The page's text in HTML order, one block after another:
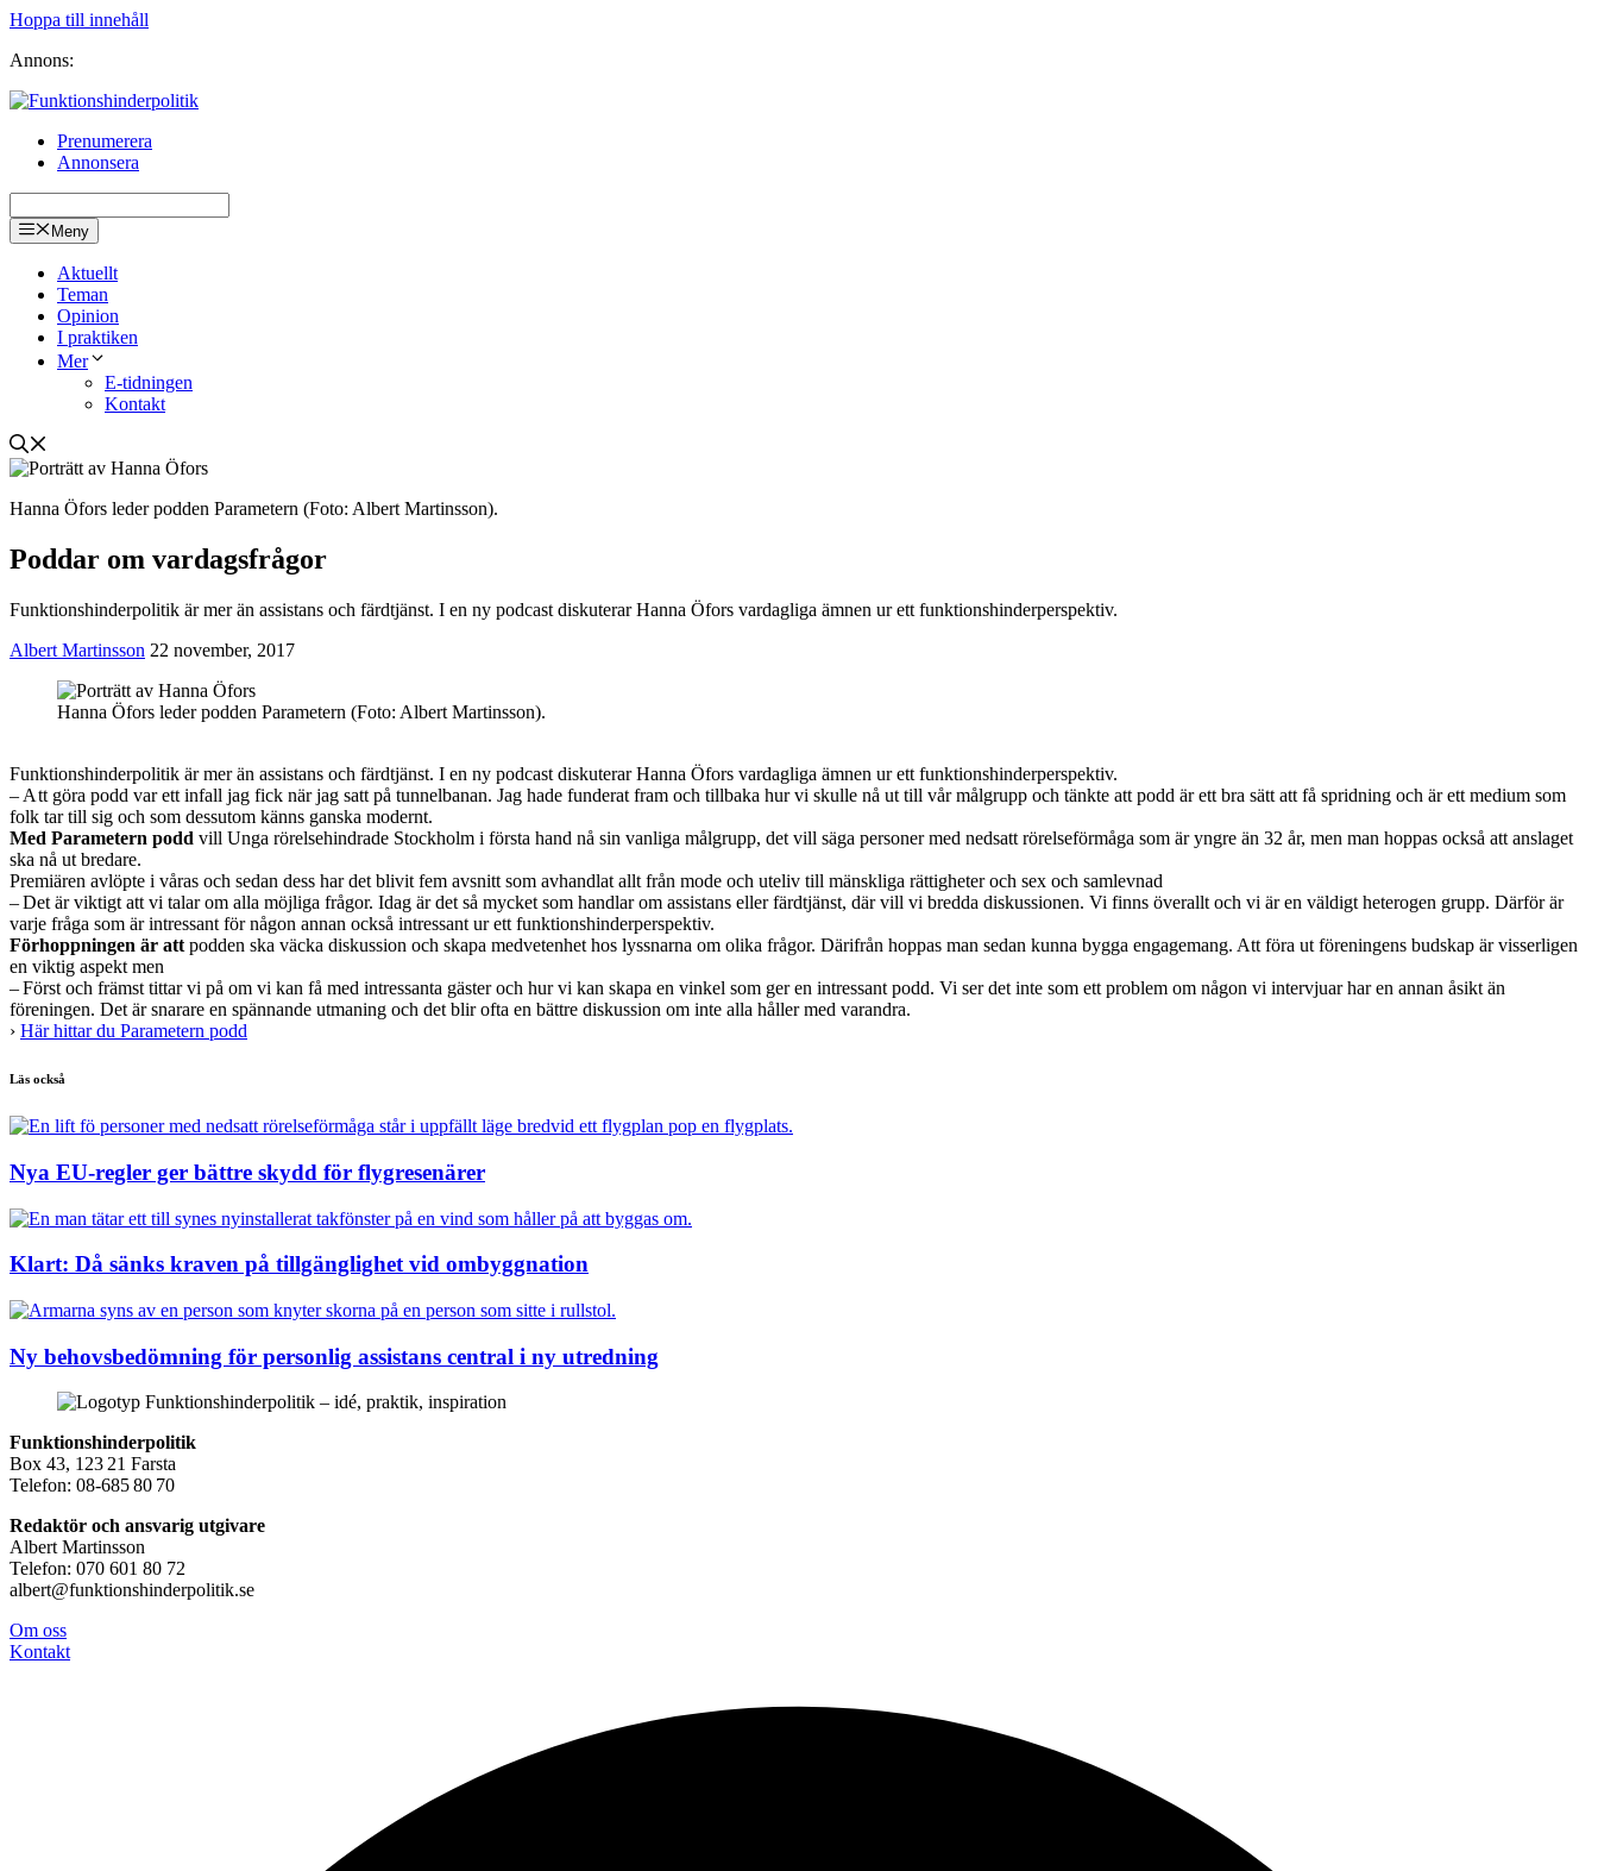
Hoppa till innehåll
Annons:
Prenumerera
Annonsera
Meny
Aktuellt
Teman
Opinion
I praktiken
Mer
E-tidningen
Kontakt
Hanna Öfors leder podden Parametern (Foto: Albert Martinsson).
Poddar om vardagsfrågor
Funktionshinderpolitik är mer än assistans och färdtjänst. I en ny podcast diskuterar Hanna Öfors vardagliga ämnen ur ett funktionshinderperspektiv.
Albert Martinsson 22 november, 2017
Hanna Öfors leder podden Parametern (Foto: Albert Martinsson).
Funktionshinderpolitik är mer än assistans och färdtjänst. I en ny podcast diskuterar Hanna Öfors vardagliga ämnen ur ett funktionshinderperspektiv.
– A tt göra podd var ett infall jag fick när jag satt på tunnelbanan. Jag hade funderat fram och tillbaka hur vi skulle nå ut till vår målgrupp och tänkte att podd är ett bra sätt att få spridning och är ett medium som
folk tar till sig och som dessutom känns ganska modernt.
Med Parametern podd vill Unga rörelsehindrade Stockholm i första hand nå sin vanliga målgrupp, det vill säga personer med nedsatt rörelseförmåga som är yngre än 32 år, men man hoppas också att anslaget
ska nå ut bredare.
Premiären avlöpte i våras och sedan dess har det blivit fem avsnitt som avhandlat allt från mode och uteliv till mänskliga rättigheter och sex och samlevnad
– Det är viktigt att vi talar om alla möjliga frågor. Idag är det så mycket som handlar om assistans eller färdtjänst, där vill vi bredda diskussionen. Vi finns överallt och vi är en väldigt heterogen grupp. Därför är
varje fråga som är intressant för någon annan också intressant ur ett funktionshinderperspektiv.
Förhoppningen är att podden ska väcka diskussion och skapa medvetenhet hos lyssnarna om olika frågor. Därifrån hoppas man sedan kunna bygga engagemang. Att föra ut föreningens budskap är visserligen
en viktig aspekt men
– Först och främst tittar vi på om vi kan få med intressanta gäster och hur vi kan skapa en vinkel som ger en intressant podd. Vi ser det inte som ett problem om någon vi intervjuar har en annan åsikt än
föreningen. Det är snarare en spännande utmaning och det blir ofta en bättre diskussion om inte alla håller med varandra.
› Här hittar du Parametern podd
Läs också
Nya EU-regler ger bättre skydd för flygresenärer
Klart: Då sänks kraven på tillgänglighet vid ombyggnation
Ny behovsbedömning för personlig assistans central i ny utredning
Funktionshinderpolitik
Box 43, 123 21 Farsta
Telefon: 08-685 80 70
Redaktör och ansvarig utgivare
Albert Martinsson
Telefon: 070 601 80 72
albert@funktionshinderpolitik.se
Om oss
Kontakt